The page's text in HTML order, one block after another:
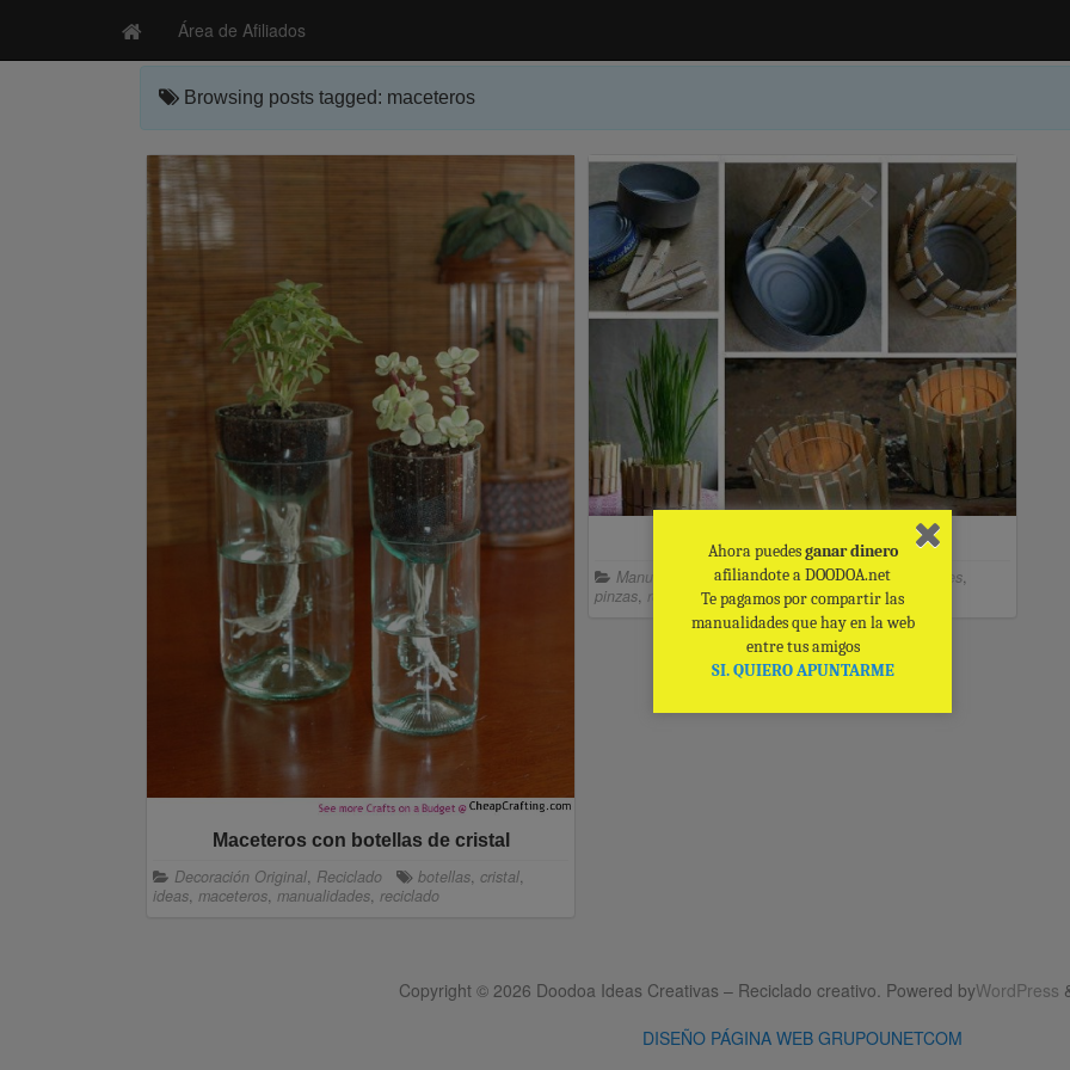
Área de Afiliados
Browsing posts tagged: maceteros
Maceteros con botellas de cristal
Decoración Original, Reciclado botellas, cristal,
ideas, maceteros, manualidades, reciclado
Ambiente cálido
Manualidades ideas,maceteros,manualidades,
pinzas, reciclado
Copyright © 2026 Doodoa Ideas Creativas – Reciclado creativo. Powered byWordPress
Ahora puedesganar dinero
afiliandote a DOODOA.net
Te pagamos por compartir las
manualidades que hay en la web
entre tus amigos
SI. QUIERO APUNTARME
DISEÑO PÁGINA WEB GRUPOUNETCOM